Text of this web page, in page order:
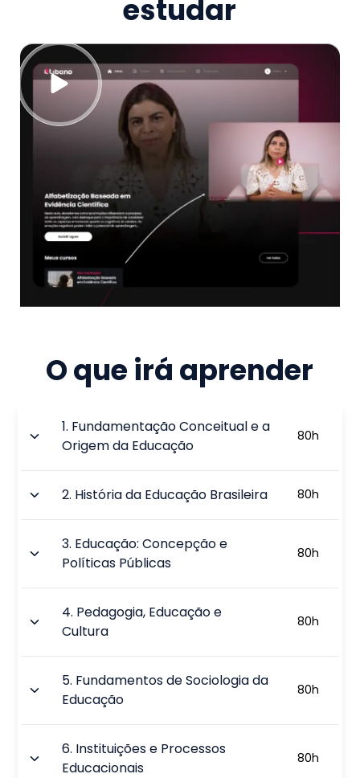
estudar
O que irá aprender
1. Fundamentação Conceitual e a
Origem da Educação
80h
2. História da Educação Brasileira 80h
3. Educação: Concepção e
Políticas Públicas
80h
4. Pedagogia, Educação e
Cultura
80h
5. Fundamentos de Sociologia da
Educação
80h
6. Instituições e Processos
Educacionais
80h